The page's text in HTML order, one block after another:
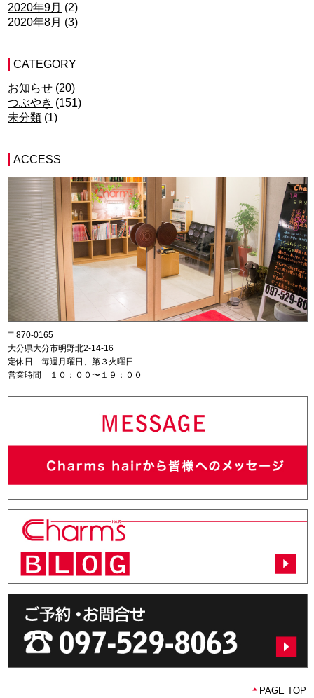
2020年9月 (2)
2020年8月 (3)
CATEGORY
お知らせ (20)
つぶやき (151)
未分類 (1)
ACCESS
〒870-0165
大分県大分市明野北2-14-16
定休日 毎週月曜日、第３火曜日
営業時間 １０：００〜１９：００
PAGE TOP